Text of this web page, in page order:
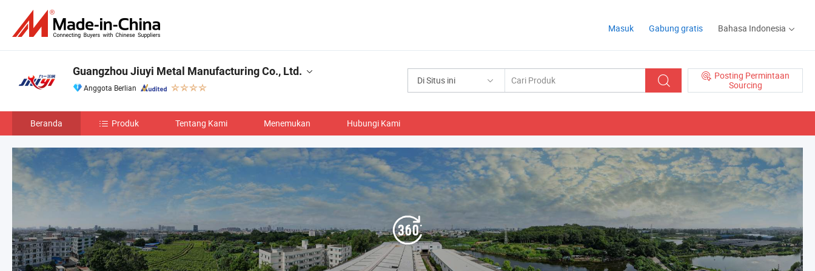
Masuk Gabung gratis Bahasa Indonesia
Di Situs ini
Posting Permintaan
Sourcing
Guangzhou Jiuyi Metal Manufacturing Co., Ltd.
Anggota Berlian
Beranda Produk Tentang Kami Menemukan Hubungi Kami